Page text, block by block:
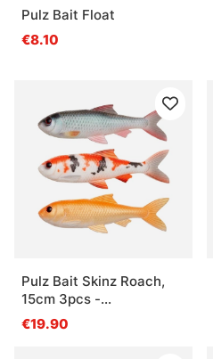
Pulz Bait Float
€8.10
Pulz Bait Skinz Roach,
15cm 3pcs -
Roach/Koi/Gold Fish
€19.90